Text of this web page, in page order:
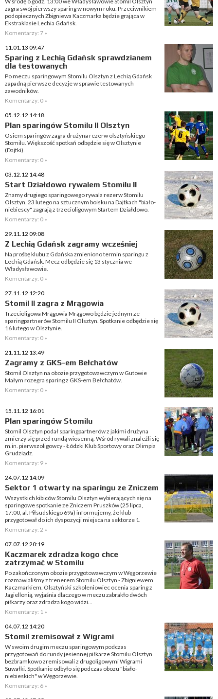
zagra swój pierwszy sparing w nowym roku. Przeciwnikiem
podopiecznych Zbigniewa Kaczmarka będzie grająca w
Ekstraklasie Lechia Gdańsk.
Komentarzy: 7 »
11.01.13 09:47
Sparing z Lechią Gdańsk sprawdzianem
dla testowanych
Po meczu sparingowym Stomilu Olsztyn z Lechią Gdańsk
zapadną pierwsze decyzje w sprawie testowanych
zawodników.
Komentarzy: 0 »
05.12.12 14:18
Plan sparingów Stomilu II Olsztyn
Osiem sparingów zagra drużyna rezerw olsztyńskiego
Stomilu. Większość spotkań odbędzie się w Olsztynie
(Dajtki).
Komentarzy: 0 »
03.12.12 14:48
Start Działdowo rywalem Stomilu II
Znamy drugiego sparingowego rywala rezerw Stomilu
Olsztyn. 23 lutego na sztucznym boisku na Dajtkach "biało-
niebiescy" zagrają z trzecioligowym Startem Działdowo.
Komentarzy: 0 »
29.11.12 09:08
Z Lechią Gdańsk zagramy wcześniej
Na prośbę klubu z Gdańska zmieniono termin sparingu z
Lechią Gdańsk. Mecz odbędzie się 13 stycznia we
Władysławowie.
Komentarzy: 0 »
27.11.12 12:20
Stomil II zagra z Mrągowia
Trzecioligowa Mrągowia Mrągowo będzie jednym ze
sparingpartnerów Stomilu II Olsztyn. Spotkanie odbędzie się
16 lutego w Olsztynie.
Komentarzy: 0 »
21.11.12 13:49
Zagramy z GKS-em Bełchatów
Stomil Olsztyn na obozie przygotowawczym w Gutowie
Małym rozegra sparing z GKS-em Bełchatów.
Komentarzy: 0 »
15.11.12 16:01
Plan sparingów Stomilu
Stomil Olsztyn podał sparingpartnerów z jakimi drużyna
zmierzy się przed rundą wiosenną. Wśród rywali znaleźli się
m.in. pierwszoligowcy - Łódzki Klub Sportowy oraz Olimpia
Grudziądz.
Komentarzy: 9 »
24.07.12 14:09
Sektor 1 otwarty na sparingu ze Zniczem
Wszystkich kibiców Stomilu Olsztyn wybierających się na
sparingowe spotkanie ze Zniczem Pruszków (25 lipca,
17:00, al. Piłsudskiego 69a) informujemy, że klub
przygotował do ich dyspozycji miejsca na sektorze 1.
Komentarzy: 2 »
07.07.12 20:19
Kaczmarek zdradza kogo chce
zatrzymać w Stomilu
Po zakończonym obozie przygotowawczym w Węgorzewie
rozmawialiśmy z trenerem Stomilu Olsztyn - Zbigniewem
Kaczmarkiem. Olsztyński szkoleniowiec ocenia sparing z
Jagiellonią, wyjaśnia dlaczego w meczu zabrakło dwóch
piłkarzy oraz zdradza kogo widzi...
Komentarzy: 1 »
04.07.12 14:20
Stomil zremisował z Wigrami
W swoim drugim meczu sparingowym podczas
przygotowań do rundy jesiennej piłkarze Stomilu Olsztyn
bezbramkowo zremisowali z drugoligowymi Wigrami
Suwałki. Spotkanie odbyło się podczas obozu "biało-
niebieskich" w Węgorzewie.
Komentarzy: 6 »